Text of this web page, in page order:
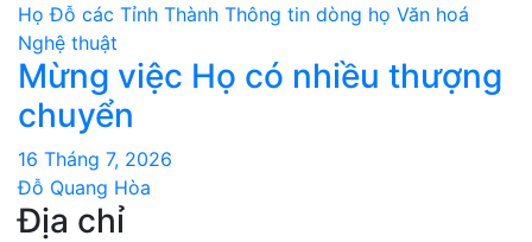
Họ Đỗ các Tỉnh Thành Thông tin dòng họ Văn hoá
Nghệ thuật
Mừng việc Họ có nhiều thượng
chuyển
16 Tháng 7, 2026
Đỗ Quang Hòa
Địa chỉ